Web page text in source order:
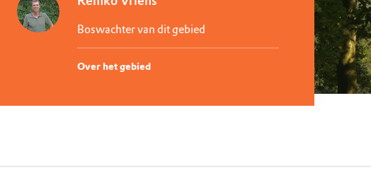
Boswachter van dit gebied
Over het gebied